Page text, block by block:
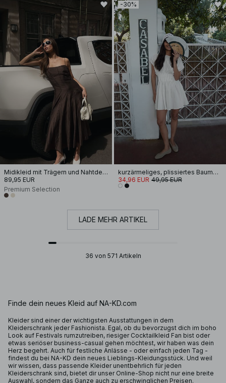
Midikleid mit Trägern und Nahtdetail
89,95 EUR
Premium Selection
-30%
kurzärmeliges, plissiertes Baumwoll-Minikleid
34,96 EUR 49,95 EUR
LADE MEHR ARTIKEL
36 von 571 Artikeln
Finde dein neues Kleid auf NA-KD.com
Kleider sind einer der wichtigsten Ausstattungen in dem
Kleiderschrank jeder Fashionista. Egal, ob du bevorzugst dich im boho
Look auf Festivals rumzutreiben, riesiger Cocktailkleid Fan bist oder
etwas seriöser business-casual gehen möchtest, wir haben was dein
Herz begehrt. Auch für festliche Anlässe - oder einfach jeden Tag -
findest du bei NA-KD dein neues Lieblings-Kleidungsstück. Und weil
wir wissen, dass passende Kleider unentbehrlich für jeden
Kleiderschrank sind, bietet dir unser Online-Shop nicht nur eine breite
Auswahl, sondern das Ganze auch zu erschwinglichen Preisen.